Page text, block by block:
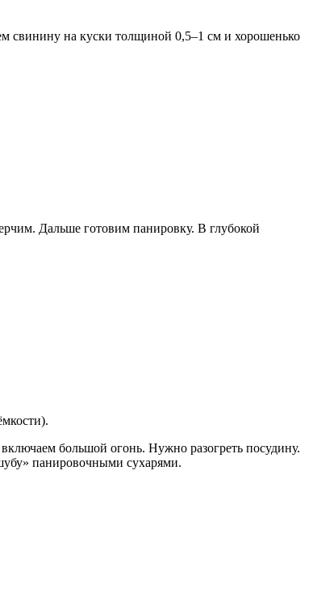
свинину на куски толщиной 0,5–1 см и хорошенько
Дальше готовим панировку. В глубокой
большой огонь. Нужно разогреть посудину.
панировочными сухарями.